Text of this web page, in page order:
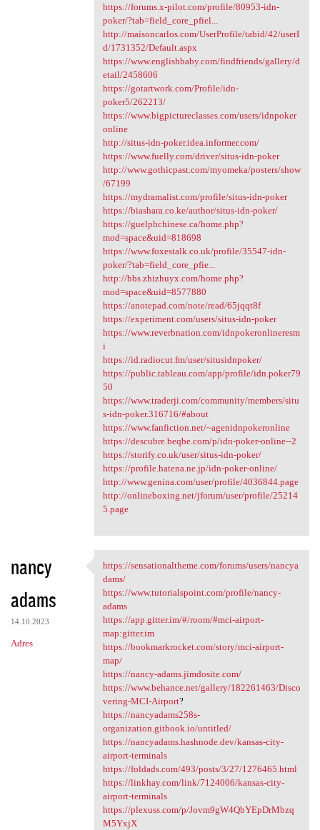
https://forums.x-pilot.com/profile/80953-idn-
poker/?tab=field_core_pfiel...
http://maisoncarlos.com/UserProfile/tabid/42/userI
d/1731352/Default.aspx
https://www.englishbaby.com/findfriends/gallery/d
etail/2458606
https://gotartwork.com/Profile/idn-
poker5/262213/
https://www.bigpictureclasses.com/users/idnpoker
online
http://situs-idn-poker.idea.informer.com/
https://www.fuelly.com/driver/situs-idn-poker
http://www.gothicpast.com/myomeka/posters/show
/67199
https://mydramalist.com/profile/situs-idn-poker
https://biashara.co.ke/author/situs-idn-poker/
https://guelphchinese.ca/home.php?
mod=space&uid=818698
https://www.foxestalk.co.uk/profile/35547-idn-
poker/?tab=field_core_pfie...
http://bbs.zhizhuyx.com/home.php?
mod=space&uid=8577880
https://anotepad.com/note/read/65jqqt8f
https://experiment.com/users/situs-idn-poker
https://www.reverbnation.com/idnpokeronlineresm
i
https://id.radiocut.fm/user/situsidnpoker/
https://public.tableau.com/app/profile/idn.poker79
50
https://www.traderji.com/community/members/situ
s-idn-poker.316716/#about
https://www.fanfiction.net/~agenidnpokeronline
https://descubre.beqbe.com/p/idn-poker-online--2
https://storify.co.uk/user/situs-idn-poker/
https://profile.hatena.ne.jp/idn-poker-online/
http://www.genina.com/user/profile/4036844.page
http://onlineboxing.net/jforum/user/profile/25214
5.page
nancy
adams
14.10.2023
Adres
https://sensationaltheme.com
https://sensationaltheme.com/forums/users/nancya
dams/
https://www.tutorialspoint.com/profile/nancy-
adams
https://app.gitter.im/#/room/#mci-airport-
map:gitter.im
https://bookmarkrocket.com/story/mci-airport-
map/
https://nancy-adams.jimdosite.com/
https://www.behance.net/gallery/182261463/Disco
vering-MCI-Airport?
https://nancyadams258s-
organization.gitbook.io/untitled/
https://nancyadams.hashnode.dev/kansas-city-
airport-terminals
https://foldads.com/493/posts/3/27/1276465.html
https://linkhay.com/link/7124006/kansas-city-
airport-terminals
https://plexuss.com/p/Jovm9gW4QbYEpDrMbzq
M5YxjX